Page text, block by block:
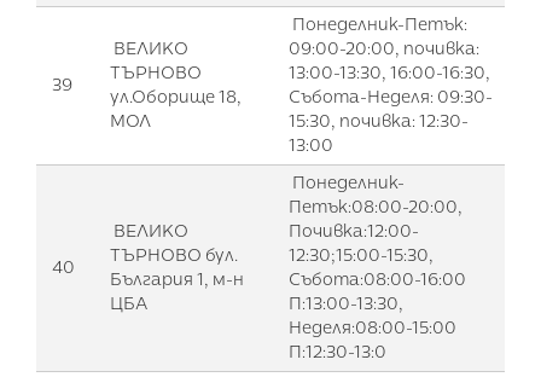
39
ВЕЛИКО
ТЪРНОВО
ул.Оборище 18,
МОЛ
Понеделник-Петък:
09:00-20:00, почивка:
13:00-13:30, 16:00-16:30,
Събота-Неделя: 09:30-
15:30, почивка: 12:30-
13:00
40
ВЕЛИКО
ТЪРНОВО бул.
България 1, м-н
ЦБА
Понеделник-
Петък:08:00-20:00,
Почивка:12:00-
12:30;15:00-15:30,
Събота:08:00-16:00
П:13:00-13:30,
Неделя:08:00-15:00
П:12:30-13:0